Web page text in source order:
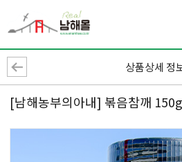
상품상세 정
[남해농부의아내] 볶음참깨 150g